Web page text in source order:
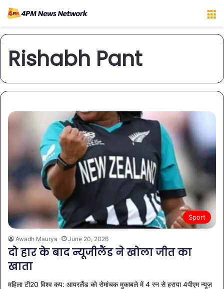
Rishabh Pant
Sport
Awadh Maurya June 20, 2026
दो हार के बाद न्यूजीलैंड ने खोला जीत का
खाता
महिला टी20 विश्व कप: आयरलैंड को रोमांचक मुकाबले में 4 रन से हराया 4पीएम न्यूज़